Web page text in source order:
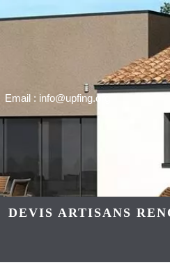
Email : info@upfing.org
DEVIS ARTISANS